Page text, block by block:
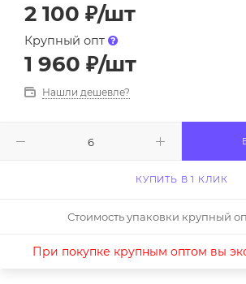
2 100 ₽/шт
Крупный опт
1 960 ₽/шт
Нашли дешевле?
КУПИТЬ В 1 КЛИК
Стоимость упаковки крупный
При покупке крупным оптом вы